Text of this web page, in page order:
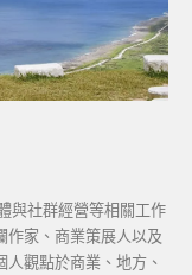
與社群經營等相關工作
作家、商業策展人以及
觀點於商業、地方、